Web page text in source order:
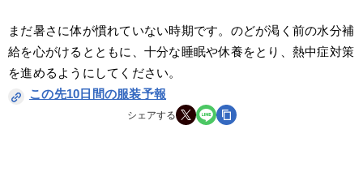
まだ暑さに体が慣れていない時期です。のどが渇く前の水分補
給を心がけるとともに、十分な睡眠や休養をとり、熱中症対策
を進めるようにしてください。
この先10日間の服装予報
シェアする